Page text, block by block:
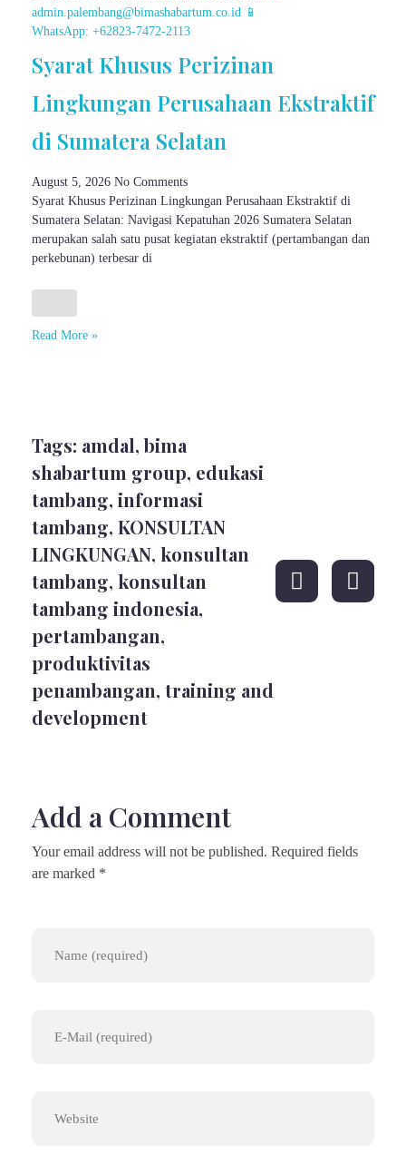
Syarat Khusus Perizinan
Lingkungan Perusahaan Ekstraktif
di Sumatera Selatan
August 5, 2026 No Comments
Syarat Khusus Perizinan Lingkungan Perusahaan Ekstraktif di
Sumatera Selatan: Navigasi Kepatuhan 2026 Sumatera Selatan
merupakan salah satu pusat kegiatan ekstraktif (pertambangan dan
perkebunan) terbesar di
Read More »
Tags: amdal, bima
shabartum group, edukasi
tambang, informasi
tambang, KONSULTAN
LINGKUNGAN, konsultan
tambang, konsultan
tambang indonesia,
pertambangan,
produktivitas
penambangan, training and
development
Add a Comment
Your email address will not be published. Required fields
are marked *